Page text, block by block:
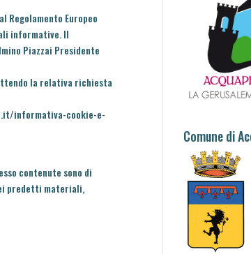
Europeo
informative. Il
Piazzai Presidente
la relativa richiesta
informativa-cookie-e-
contenute sono di
predetti materiali,
Comune di